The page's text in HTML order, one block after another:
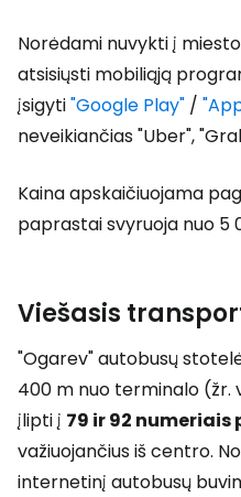
Norėdami nuvykti į
atsisiųsti mobiliąją
įsigyti"Google Play" /
neveikiančias "Uber",
Kaina apskaičiuojama
paprastai svyruoja nuo 5
Viešasis
"Ogarev" autobusų
400 m nuo terminalo (žr.
įlipti į 79 ir 92
važiuojančius iš centro.
internetinį autobusų